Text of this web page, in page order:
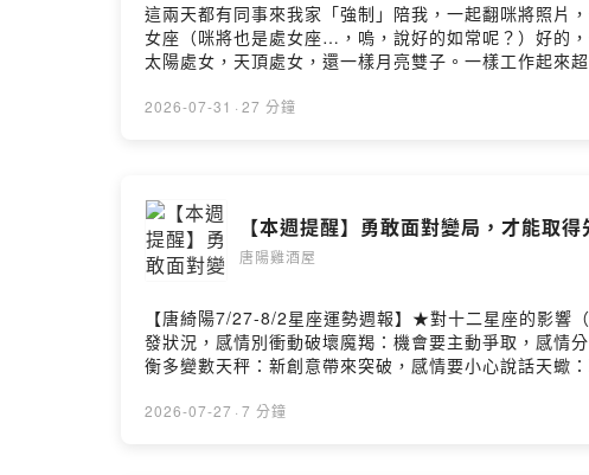
這兩天都有同事來我家「強制」陪我，一起翻咪將照片
女座（咪將也是處女座…，嗚，說好的如常呢？）好的
太陽處女，天頂處女，還一樣月亮雙子。一樣工作起來
希望處女座在你心裡有平反一點點…（一點點就好🤪 🤏
2026-07-31 · 27 分鐘
【本週提醒】勇敢面對變局，才能取得
唐陽雞酒屋
【唐綺陽7/27-8/2星座運勢週報】★對十二星座的影響
發狀況，感情別衝動破壞魔羯：機會要主動爭取，感情
衡多變數天秤：新創意帶來突破，感情要小心說話天蠍
2026-07-27 · 7 分鐘